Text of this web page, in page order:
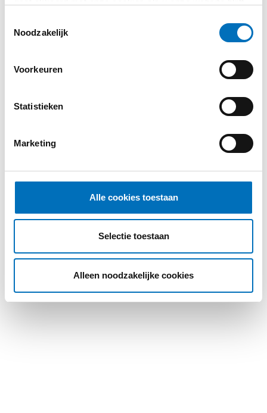
Noodzakelijk
Voorkeuren
Statistieken
Marketing
Alle cookies toestaan
Selectie toestaan
Alleen noodzakelijke cookies
super degelijk en door de rubber afsluitring
maakt de kisten compleet zodat de goederen
worden.
Contact